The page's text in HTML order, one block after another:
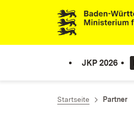
Zum Inhalt springen
Link zur Startseite
JKP 2026
Startseite Partner